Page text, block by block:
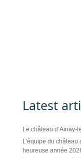
Latest
Le château
L’équipe du
heureuse année